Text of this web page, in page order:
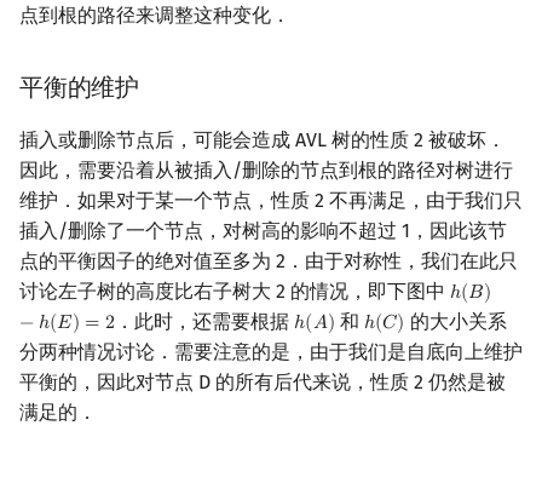
Min_25 筛
洲阁筛
类欧几里德算法
Meissel–Lehmer 算法
Prüfer 序列
矩阵树定理
LGV 引理
最大团搜索算法
支配树
图上随机游走
点到根的路径来调整这种变化．
平衡的维护
插入或删除节点后，可能会造成 AVL 树的性质 2 被破坏．
因此，需要沿着从被插入/删除的节点到根的路径对树进行
维护．如果对于某一个节点，性质 2 不再满足，由于我们只
插入/删除了一个节点，对树高的影响不超过 1，因此该节
点的平衡因子的绝对值至多为 2．由于对称性，我们在此只
讨论左子树的高度比右子树大 2 的情况，即下图中 ℎ(𝐵)
− ℎ(𝐸) = 2
h(B)−
．此时，还需要根据 ℎ(𝐴)
h(A) 和 ℎ(𝐶)
h(C)
的大小关系
分两种情况讨论．需要注意的是，由于我们是自底向上维护
平衡的，因此对节点 D 的所有后代来说，性质 2 仍然是被
满足的．